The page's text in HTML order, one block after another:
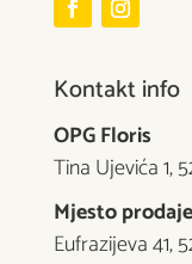
Kontakt info
OPG Floris
Tina Ujevića 1,
Mjesto prodaje
Eufrazijeva 41,